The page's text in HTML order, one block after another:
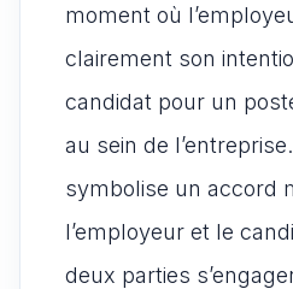
moment où
clairement son
candidat pour un
au sein de
symbolise un accord
l’employeur et le
deux parties